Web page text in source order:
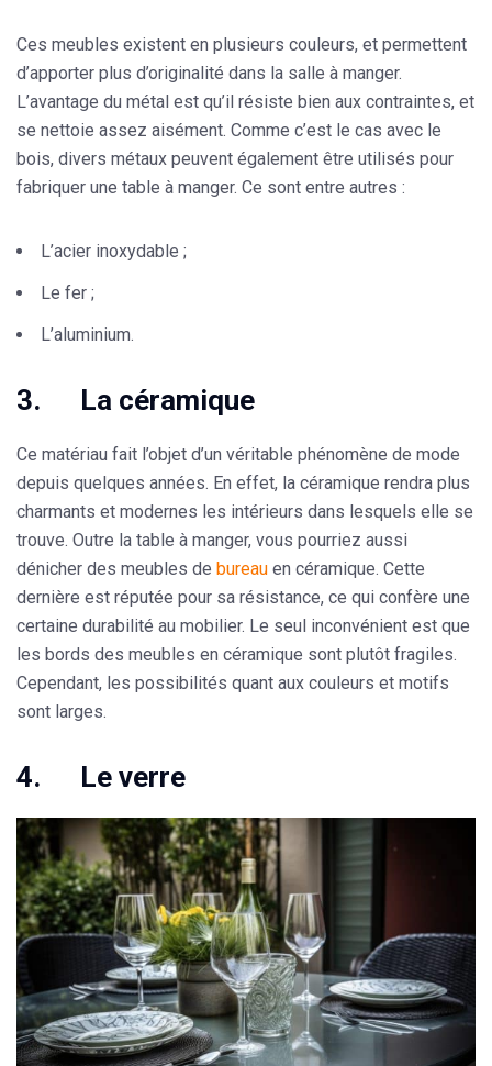
Ces meubles existent en plusieurs couleurs, et permettent
d’apporter plus d’originalité dans la salle à manger.
L’avantage du métal est qu’il résiste bien aux contraintes, et
se nettoie assez aisément. Comme c’est le cas avec le
bois, divers métaux peuvent également être utilisés pour
fabriquer une table à manger. Ce sont entre autres :
L’acier inoxydable ;
Le fer ;
L’aluminium.
3. La céramique
Ce matériau fait l’objet d’un véritable phénomène de mode
depuis quelques années. En effet, la céramique rendra plus
charmants et modernes les intérieurs dans lesquels elle se
trouve. Outre la table à manger, vous pourriez aussi
dénicher des meubles de bureau en céramique. Cette
dernière est réputée pour sa résistance, ce qui confère une
certaine durabilité au mobilier. Le seul inconvénient est que
les bords des meubles en céramique sont plutôt fragiles.
Cependant, les possibilités quant aux couleurs et motifs
sont larges.
4. Le verre